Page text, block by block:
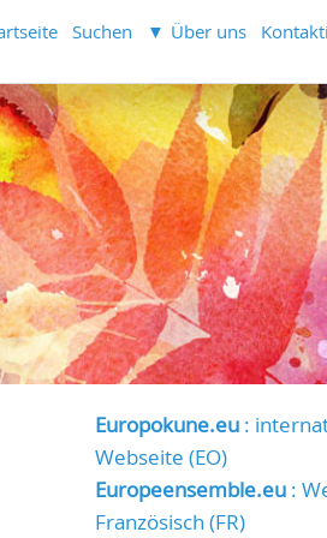
Suchen Über uns
Europokune.eu:
Webseite (EO)
Europeensemble.eu:
Französisch (FR)